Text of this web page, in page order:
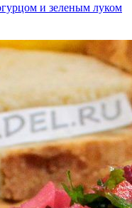
и зеленым луком